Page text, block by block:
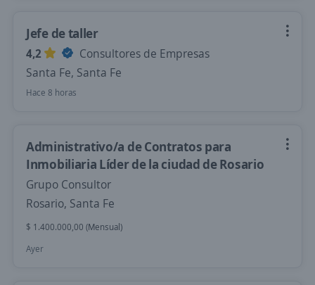
Jefe de taller
4,2
Consultores de Empresas
Santa Fe, Santa Fe
Hace 8 horas
Administrativo/a de Contratos para
Inmobiliaria Líder de la ciudad de Rosario
Grupo Consultor
Rosario, Santa Fe
$ 1.400.000,00 (Mensual)
Ayer